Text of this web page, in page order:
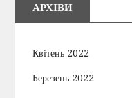
АРХІВИ
Квітень 2022
Березень 2022